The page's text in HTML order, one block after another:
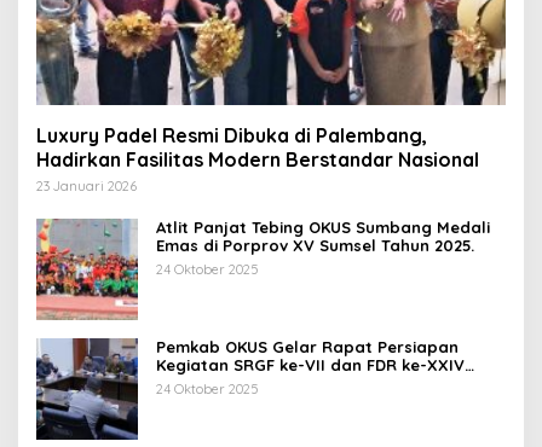
Luxury Padel Resmi Dibuka di Palembang,
Hadirkan Fasilitas Modern Berstandar Nasional
23 Januari 2026
Atlit Panjat Tebing OKUS Sumbang Medali
Emas di Porprov XV Sumsel Tahun 2025.
24 Oktober 2025
Pemkab OKUS Gelar Rapat Persiapan
Kegiatan SRGF ke-VII dan FDR ke-XXIV
Tahun 2025
24 Oktober 2025